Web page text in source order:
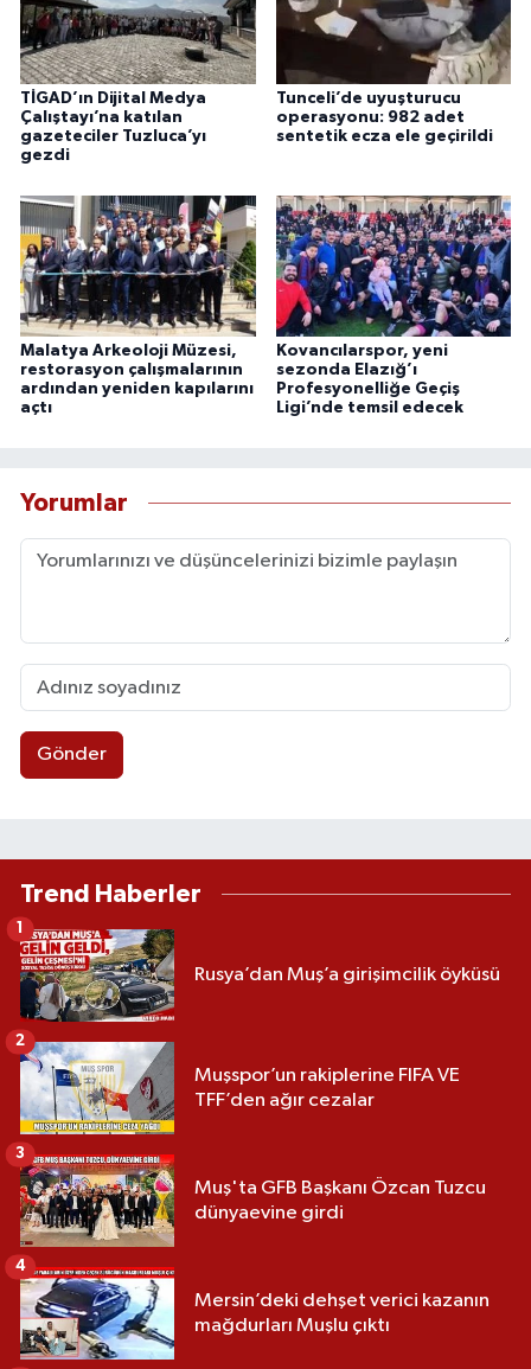
TİGAD’ın Dijital Medya
Çalıştayı’na katılan
gazeteciler Tuzluca’yı
gezdi
Tunceli’de uyuşturucu
operasyonu: 982 adet
sentetik ecza ele geçirildi
Malatya Arkeoloji Müzesi,
restorasyon çalışmalarının
ardından yeniden kapılarını
açtı
Kovancılarspor, yeni
sezonda Elazığ’ı
Profesyonelliğe Geçiş
Ligi’nde temsil edecek
Yorumlar
Gönder
Trend Haberler
Rusya’dan Muş’a girişimcilik öyküsü
1
Muşspor’un rakiplerine FIFA VE
TFF’den ağır cezalar
2
Muş'ta GFB Başkanı Özcan Tuzcu
dünyaevine girdi
3
Mersin’deki dehşet verici kazanın
mağdurları Muşlu çıktı
4